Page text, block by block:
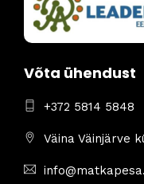
Võta ühendust
+372 5814 5848
Väina Väinjärve